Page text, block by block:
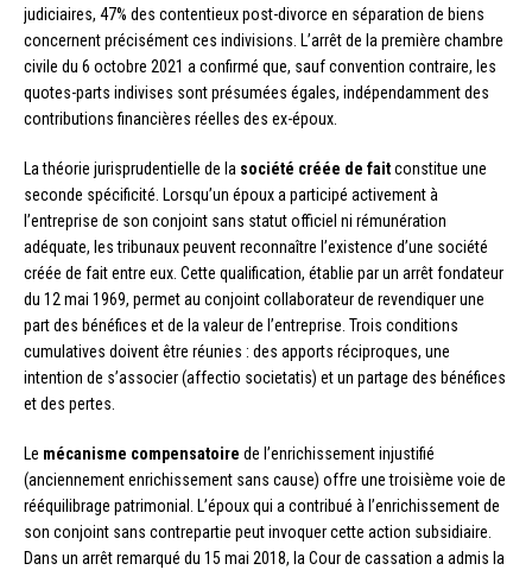
judiciaires, 47% des contentieux post-divorce en séparation de biens
concernent précisément ces indivisions. L’arrêt de la première chambre
civile du 6 octobre 2021 a confirmé que, sauf convention contraire, les
quotes-parts indivises sont présumées égales, indépendamment des
contributions financières réelles des ex-époux.
La théorie jurisprudentielle de la société créée de faitconstitue une
seconde spécificité. Lorsqu’un époux a participé activement à
l’entreprise de son conjoint sans statut officiel ni rémunération
adéquate, les tribunaux peuvent reconnaître l’existence d’une société
créée de fait entre eux. Cette qualification, établie par un arrêt fondateur
du 12 mai 1969, permet au conjoint collaborateur de revendiquer une
part des bénéfices et de la valeur de l’entreprise. Trois conditions
cumulatives doivent être réunies : des apports réciproques, une
intention de s’associer (affectio societatis) et un partage des bénéfices
et des pertes.
Le mécanisme compensatoire de l’enrichissement injustifié
(anciennement enrichissement sans cause) offre une troisième voie de
rééquilibrage patrimonial. L’époux qui a contribué à l’enrichissement de
son conjoint sans contrepartie peut invoquer cette action subsidiaire.
Dans un arrêt remarqué du 15 mai 2018, la Cour de cassation a admis la